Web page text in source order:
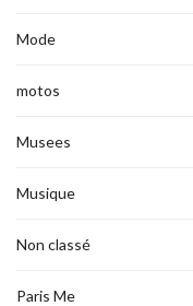
Mode
motos
Musees
Musique
Non classé
Paris Me